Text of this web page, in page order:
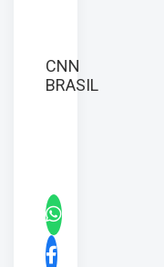
CNN
BRASIL